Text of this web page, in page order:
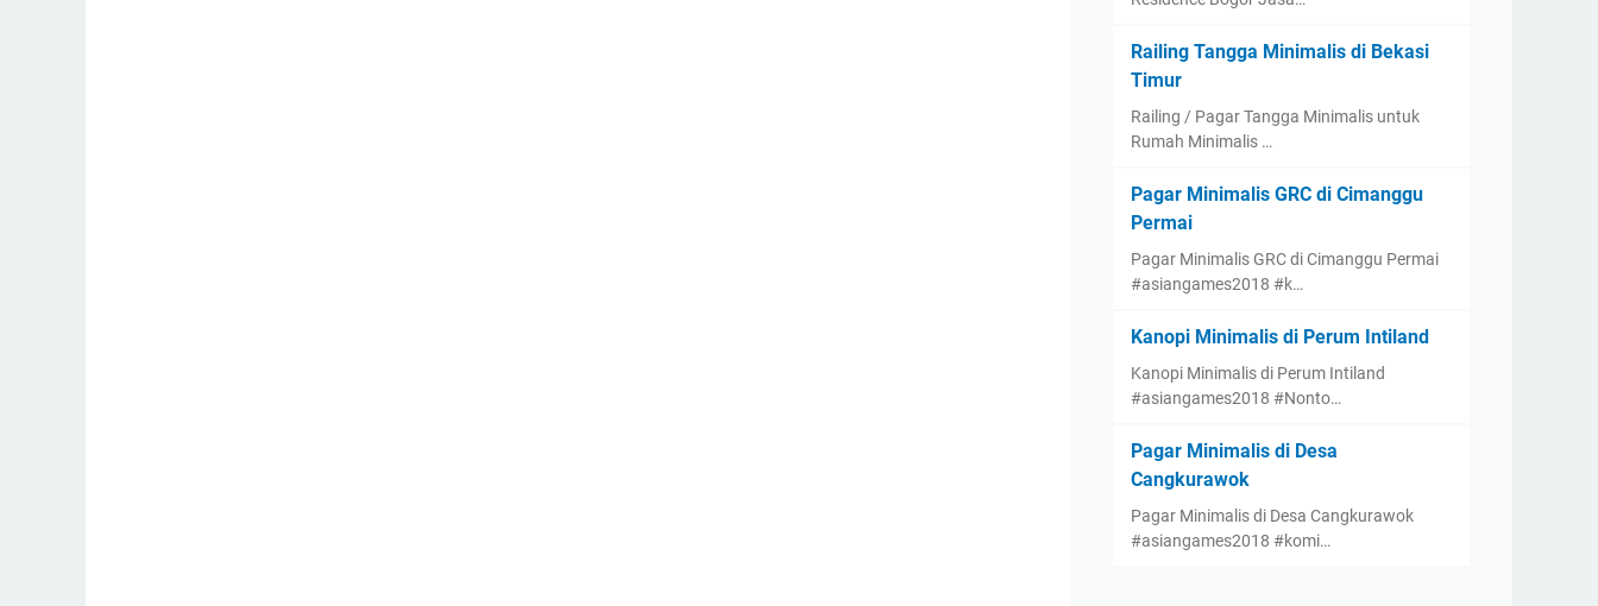
Railing Tangga Minimalis di Bekasi
Timur
Railing / Pagar Tangga Minimalis untuk
Rumah Minimalis …
Pagar Minimalis GRC di Cimanggu
Permai
Pagar Minimalis GRC di Cimanggu Permai
#asiangames2018 #k…
Kanopi Minimalis di Perum Intiland
Kanopi Minimalis di Perum Intiland
#asiangames2018 #Nonto…
Pagar Minimalis di Desa
Cangkurawok
Pagar Minimalis di Desa Cangkurawok
#asiangames2018 #komi…